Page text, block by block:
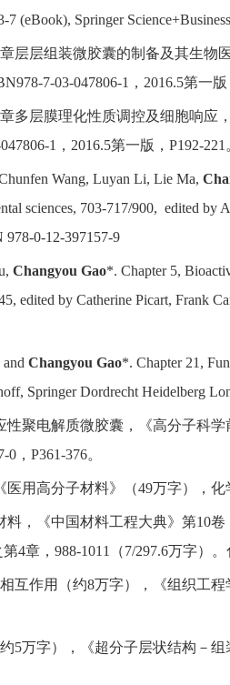
7 (eBook), Springer
章层层组装微胶囊的制备及其生物
978-7-03-047806-1 ， 2016.5第一版
章多层膜理化性质调控及细胞响应
1 ， 2016.5第一版， P192-221
Wang, Luyan Li, Lie Ma,
sciences, 703-717/900, edited by
978-0-12-397157-9
Changyou Gao*. Chapter 5,
edited by Catherine Picart, Frank
Changyou Gao*. Chapter 21,
Springer Dordrecht Heidelberg
性聚电解质微胶囊，《高分子科学
0， P361-376。
《医用高分子材料》（49万字），化
料，《中国材料工程大典》第10卷
第4章， 988-1011 （7/297.6万字） 。
互作用（约8万字），《组织工程
5万字），《超分子层状结构－